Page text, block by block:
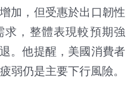
加，但受惠於出口韌性
求，整體表現較預期強
。他提醒，美國消費者
弱仍是主要下行風險。